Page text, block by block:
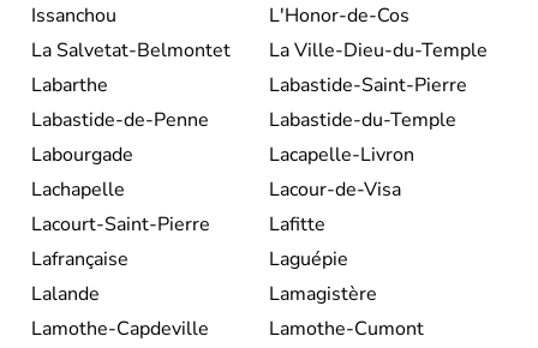
Issanchou
L'Honor-de-Cos
La Salvetat-Belmontet
La Ville-Dieu-du-Temple
Labarthe
Labastide-Saint-Pierre
Labastide-de-Penne
Labastide-du-Temple
Labourgade
Lacapelle-Livron
Lachapelle
Lacour-de-Visa
Lacourt-Saint-Pierre
Lafitte
Lafrançaise
Laguépie
Lalande
Lamagistère
Lamothe-Capdeville
Lamothe-Cumont